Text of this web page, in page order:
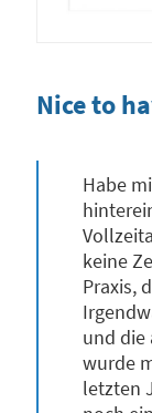
Nice to
Habe
keine
Praxis,
und die
wurde
letzten